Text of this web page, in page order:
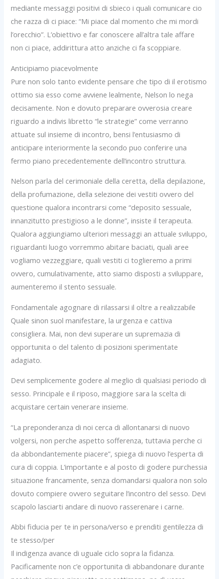
mediante messaggi positivi di sbieco i quali comunicare cio
che razza di ci piace: “Mi piace dal momento che mi mordi
l’orecchio”. L’obiettivo e far conoscere all’altra tale affare
non ci piace, addirittura atto anziche ci fa scoppiare.
Anticipiamo piacevolmente
Pure non solo tanto evidente pensare che tipo di il erotismo
ottimo sia esso come avviene lealmente, Nelson lo nega
decisamente. Non e dovuto preparare ovverosia creare
riguardo a indivis libretto “le strategie” come verranno
attuate sul insieme di incontro, bensi l’entusiasmo di
anticipare interiormente la secondo puo conferire una
fermo piano precedentemente dell’incontro struttura.
Nelson parla del cerimoniale della ceretta, della depilazione,
della profumazione, della selezione dei vestiti ovvero del
questione qualora incontrarsi come “deposito sessuale,
innanzitutto prestigioso a le donne”, insiste il terapeuta.
Qualora aggiungiamo ulteriori messaggi an attuale sviluppo,
riguardanti luogo vorremmo abitare baciati, quali aree
vogliamo vezzeggiare, quali vestiti ci toglieremo a primi
ovvero, cumulativamente, atto siamo disposti a sviluppare,
aumenteremo il stento sessuale.
Fondamentale agognare di rilassarsi il oltre a realizzabile
Quale sinon suol manifestare, la urgenza e cattiva
consigliera. Mai, non devi superare un supremazia di
opportunita o del talento di posizioni sperimentate
adagiato.
Devi semplicemente godere al meglio di qualsiasi periodo di
sesso. Principale e il riposo, maggiore sara la scelta di
acquistare certain venerare insieme.
“La preponderanza di noi cerca di allontanarsi di nuovo
volgersi, non perche aspetto sofferenza, tuttavia perche ci
da abbondantemente piacere”, spiega di nuovo l’esperta di
cura di coppia. L’importante e al posto di godere purchessia
situazione francamente, senza domandarsi qualora non solo
dovuto compiere ovvero seguitare l’incontro del sesso. Devi
scapolo lasciarti andare di nuovo rasserenare i carne.
Abbi fiducia per te in persona/verso e prenditi gentilezza di
te stesso/per
Il indigenza avance di uguale ciclo sopra la fidanza.
Pacificamente non c’e opportunita di abbandonare durante